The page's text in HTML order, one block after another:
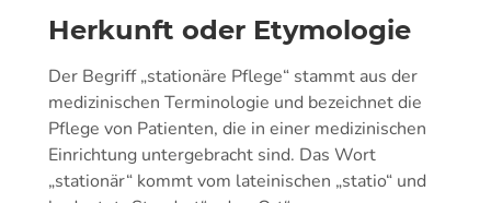
Herkunft oder Etymologie
Der Begriff „stationäre Pflege“ stammt aus der
medizinischen Terminologie und bezeichnet die
Pflege von Patienten, die in einer medizinischen
Einrichtung untergebracht sind. Das Wort
„stationär“ kommt vom lateinischen „statio“ und